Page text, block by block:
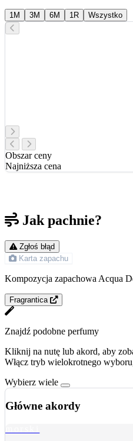
1M 3M 6M 1R Wszystko
Obszar ceny
Najniższa cena
Jak pachnie?
Zgłoś błąd
Karta zapachu
Kompozycja zapachowa Acqua
Fragrantica
Znajdź podobne perfumy
Kliknij na nutę lub akord, aby
Włącz tryb wielokrotnego
Wybierz wiele
Główne akordy